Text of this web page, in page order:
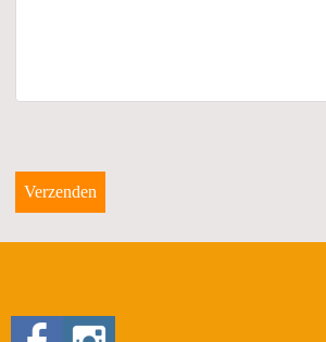
Diversen